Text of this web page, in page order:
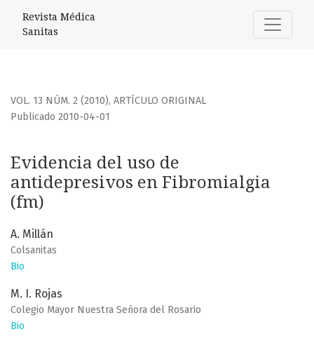
Evidencia del uso de antidepresivos en Fibromialgia (fm)
Revista Médica
Sanitas
VOL. 13 NÚM. 2 (2010), ARTÍCULO ORIGINAL
Evidencia del uso de
antidepresivos en Fibromialgia
(fm)
Publicado 2010-04-01
A. Millán
Colsanitas
Bio
M. I. Rojas
Colegio Mayor Nuestra Señora del Rosario
Bio